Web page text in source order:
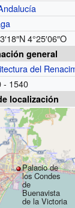
4°25′06″O
general
del
- 1540
localización
Palacio de
los Condes
de
Buenavista
de la Victoria